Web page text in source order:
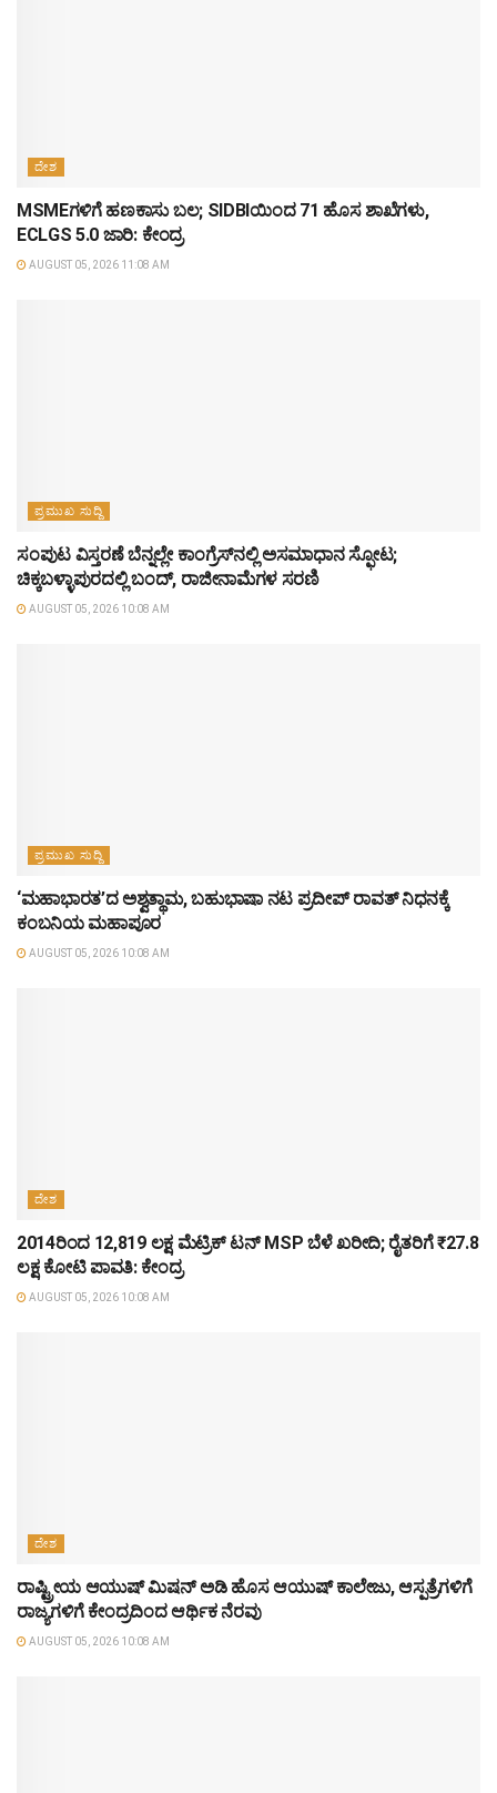
ದೇಶ
MSMEಗಳಿಗೆ ಹಣಕಾಸು ಬಲ; SIDBIಯಿಂದ 71 ಹೊಸ ಶಾಖೆಗಳು,
ECLGS 5.0 ಜಾರಿ: ಕೇಂದ್ರ
AUGUST 05, 2026 11:08 AM
ಪ್ರಮುಖ ಸುದ್ದಿ
ಸಂಪುಟ ವಿಸ್ತರಣೆ ಬೆನ್ನಲ್ಲೇ ಕಾಂಗ್ರೆಸ್‌ನಲ್ಲಿ ಅಸಮಾಧಾನ ಸ್ಫೋಟ;
ಚಿಕ್ಕಬಳ್ಳಾಪುರದಲ್ಲಿ ಬಂದ್, ರಾಜೀನಾಮೆಗಳ ಸರಣಿ
AUGUST 05, 2026 10:08 AM
ಪ್ರಮುಖ ಸುದ್ದಿ
‘ಮಹಾಭಾರತ’ದ ಅಶ್ವತ್ಥಾಮ, ಬಹುಭಾಷಾ ನಟ ಪ್ರದೀಪ್ ರಾವತ್ ನಿಧನಕ್ಕೆ
ಕಂಬನಿಯ ಮಹಾಪೂರ
AUGUST 05, 2026 10:08 AM
ದೇಶ
2014ರಿಂದ 12,819 ಲಕ್ಷ ಮೆಟ್ರಿಕ್ ಟನ್ MSP ಬೆಳೆ ಖರೀದಿ; ರೈತರಿಗೆ ₹27.8
ಲಕ್ಷ ಕೋಟಿ ಪಾವತಿ: ಕೇಂದ್ರ
AUGUST 05, 2026 10:08 AM
ದೇಶ
ರಾಷ್ಟ್ರೀಯ ಆಯುಷ್ ಮಿಷನ್ ಅಡಿ ಹೊಸ ಆಯುಷ್ ಕಾಲೇಜು, ಆಸ್ಪತ್ರೆಗಳಿಗೆ
ರಾಜ್ಯಗಳಿಗೆ ಕೇಂದ್ರದಿಂದ ಆರ್ಥಿಕ ನೆರವು
AUGUST 05, 2026 10:08 AM